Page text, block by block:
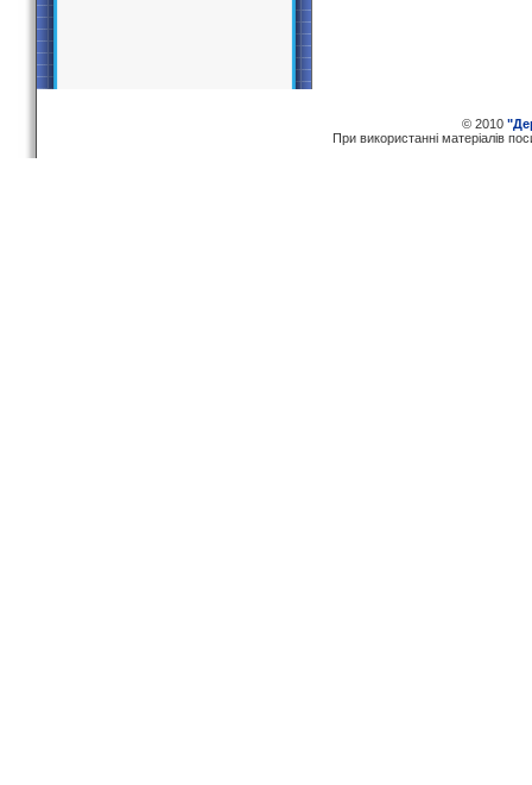
© 2010
При використаннi матерiалiв